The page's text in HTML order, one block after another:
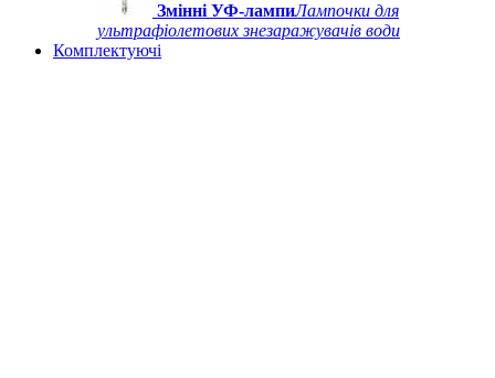
Змінні УФ-лампиЛампочки для
ультрафіолетових знезаражувачів води
Комплектуючі